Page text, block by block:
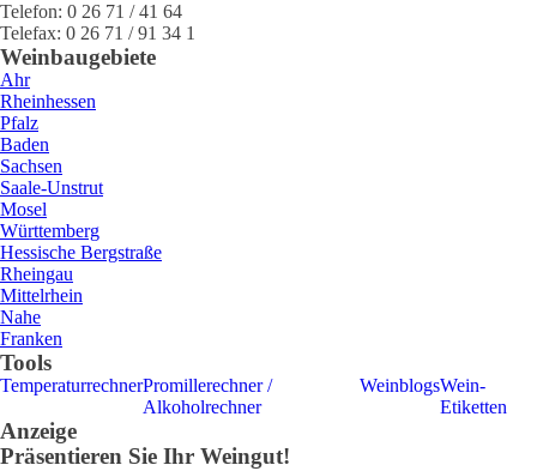
Telefon: 0 26 71 / 41 64
Telefax: 0 26 71 / 91 34 1
Weinbaugebiete
Ahr
Rheinhessen
Pfalz
Baden
Sachsen
Saale-Unstrut
Mosel
Württemberg
Hessische Bergstraße
Rheingau
Mittelrhein
Nahe
Franken
Tools
TemperaturrechnerPromillerechner /
Alkoholrechner
WeinblogsWein-
Etiketten
Anzeige
Präsentieren Sie Ihr Weingut!